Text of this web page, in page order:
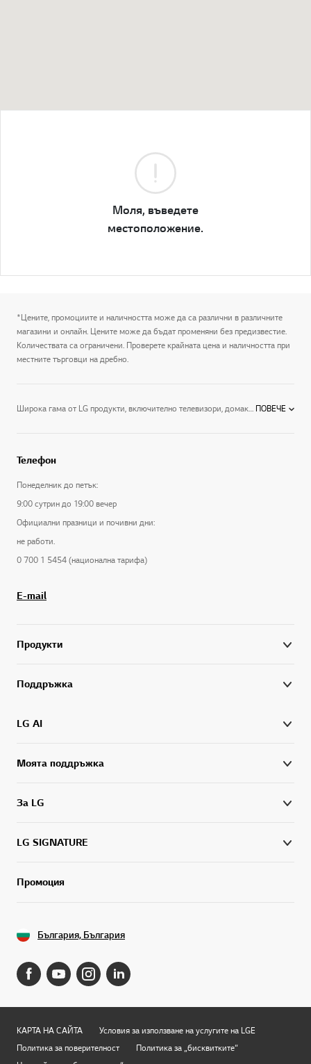
Моля, въведете
местоположение.
*Цените, промоциите и наличността може да са различни в различните
магазини и онлайн. Цените може да бъдат променяни без предизвестие.
Количествата са ограничени. Проверете крайната цена и наличността при
местните търговци на дребно.
Широка гама от LG продукти, включително телевизори, домакински електроуреди, монитори, климатици и преносими компютри. В живота не е важно само да притежаваш най-новите технологии. Важни са и преживяванията, за които технологиите допринасят. Като водещ международен производител на продукти за домашно забавление, домакински уреди, ИТ, климатици и бизнес решения, LG – със своите знания – се стреми да направи живота и ежедневието Ви по-добри. LG Magyarország се грижи продуктите, които се продават, да са лесни за използване, да имат модерен дизайн и да са енергийно ефективни, така че да можете да живеете живота си по-ефективно, като същевременно защитавате околната среда. Ние предлагаме продукти, които най-добре отговарят на вашите нужди и начин на живот, и които ви предоставят най-новите технологии. ПОВЕЧЕ
Телефон
Понеделник до петък:
9:00 сутрин до 19:00 вечер
Официални празници и почивни дни:
не работи.
0 700 1 5454 (национална тарифа)
E-mail
Продукти
Поддръжка
LG AI
Моята поддръжка
За LG
LG SIGNATURE
Промоция
България, България
КАРТА НА САЙТА
Условия за използване на услугите на LGE
Политика за поверителност
Политика за „бисквитките“